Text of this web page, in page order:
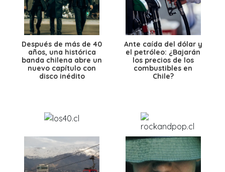
Después de más de 40
años, una histórica
banda chilena abre un
nuevo capítulo con
disco inédito
Ante caída del dólar y
el petróleo: ¿Bajarán
los precios de los
combustibles en
Chile?